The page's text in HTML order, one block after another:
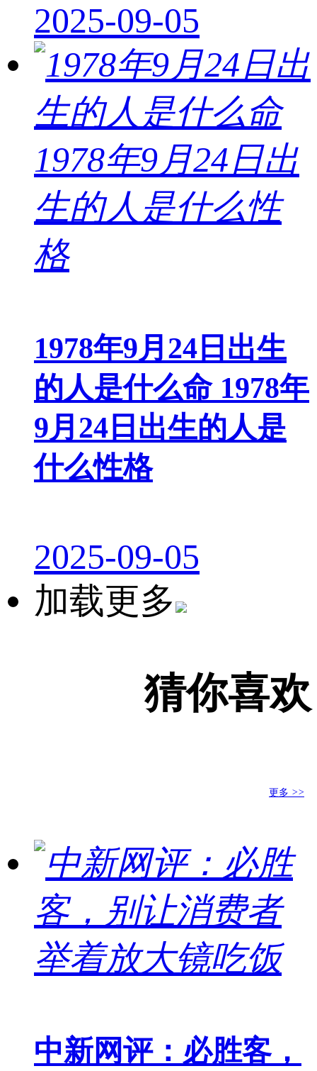
2025-09-05
1978年9月24日出生
的人是什么命 1978年
9月24日出生的人是
什么性格
2025-09-05
加载更多
猜你喜欢
更多 >>
中新网评：必胜客，